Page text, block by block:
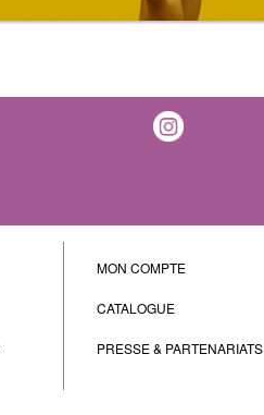
MON COMPTE
CATALOGUE
PRESSE & PARTENARIATS